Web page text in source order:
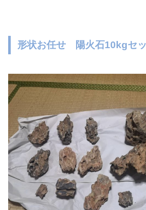
形状お任せ 陽火石10kgセ